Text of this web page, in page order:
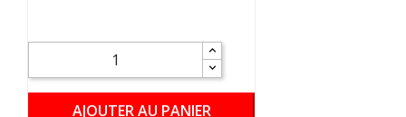
AJOUTER AU PANIER